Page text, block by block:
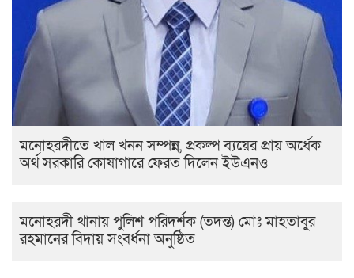
মনোহরদীতে খাল খনন সম্পন্ন, প্রকল্প ব্যয়ের প্রায় অর্ধেক
অর্থ সরকারি কোষাগারে ফেরত দিলেন ইউএনও
মনোহরদী থানায় পুলিশ পরিদর্শক (তদন্ত) মোঃ মাহতাবুর
রহমানের বিদায় সংবর্ধনা অনুষ্ঠিত